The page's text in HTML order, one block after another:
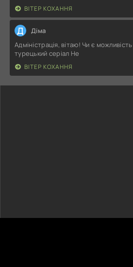
ВІТЕР КОХАННЯ
Д Діма
Адміністрація, вітаю! Чи є
турецький серіал Не
ВІТЕР КОХАННЯ